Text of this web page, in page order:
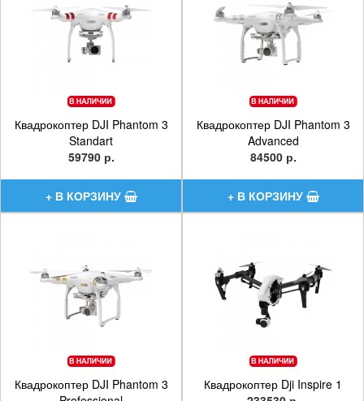
Квадрокоптер DJI Phantom 3
Standart
59790 р.
Квадрокоптер DJI Phantom 3
Advanced
84500 р.
Квадрокоптер DJI Phantom 3
Квадрокоптер Dji Inspire 1